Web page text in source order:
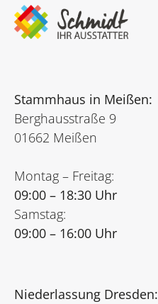
Stammhaus in Meißen:
Berghausstraße 9
01662 Meißen
Montag – Freitag:
09:00 – 18:30 Uhr
Samstag:
09:00 – 16:00 Uhr
Niederlassung Dresden: